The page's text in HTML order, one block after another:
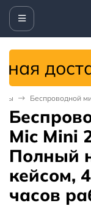
Беспроводной
Mic Mini
Полный
кейсом,
часов